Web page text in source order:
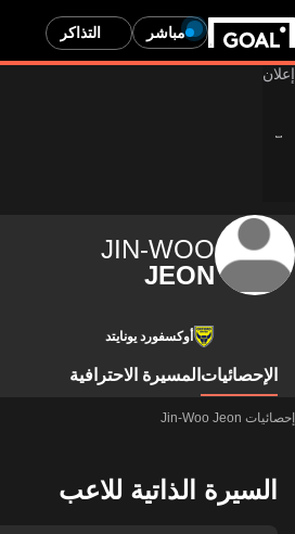
مباشر التذاكر
JIN-WOO
JEON
أوكسفورد يونايتد
الإحصائيات المسيرة الاحترافية
إحصائيات Jin-Woo Jeon
السيرة الذاتية للاعب